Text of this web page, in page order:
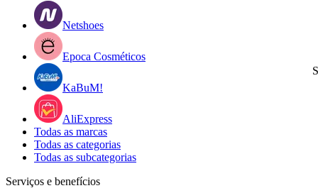
Netshoes
Epoca Cosméticos
KaBuM!
AliExpress
Todas as marcas
Todas as categorias
Todas as subcategorias
Serviços e benefícios